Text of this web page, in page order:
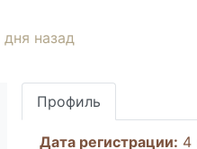
назад
Профиль
Дата регистрации: 4